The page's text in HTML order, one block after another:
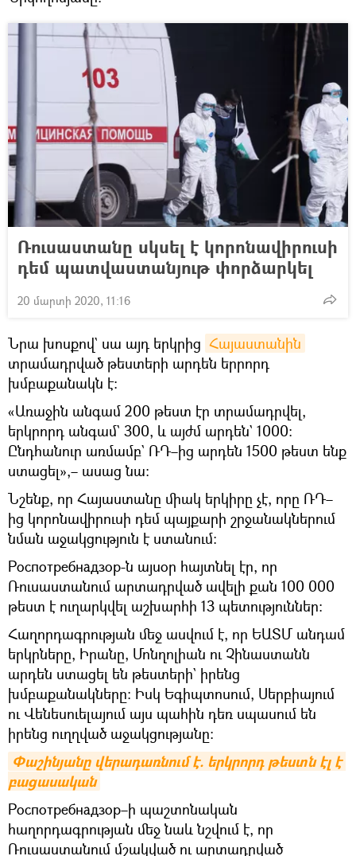
Ռուսաստանը սկսել է կորոնավիրուսի
դեմ պատվաստանյութ փորձարկել
20 մարտի 2020, 11:16
Նրա խոսքով` սա այդ երկրից Հայաստանին
տրամադրված թեստերի արդեն երրորդ
խմբաքանակն է։
«Առաջին անգամ 200 թեստ էր տրամադրվել,
երկրորդ անգամ` 300, և այժմ արդեն` 1000։
Ընդհանուր առմամբ` ՌԴ–ից արդեն 1500 թեստ ենք
ստացել»,– ասաց նա։
Նշենք, որ Հայաստանը միակ երկիրը չէ, որը ՌԴ–
ից կորոնավիրուսի դեմ պայքարի շրջանակներում
նման աջակցություն է ստանում։
Роспотребнадзор-ն այսօր հայտնել էր, որ
Ռուսաստանում արտադրված ավելի քան 100 000
թեստ է ուղարկվել աշխարհի 13 պետություններ։
Հաղորդագրության մեջ ասվում է, որ ԵԱՏՄ անդամ
երկրները, Իրանը, Մոնղոլիան ու Չինաստանն
արդեն ստացել են թեստերի` իրենց
խմբաքանակները։ Իսկ Եգիպտոսում, Սերբիայում
ու Վենեսուելայում այս պահին դեռ սպասում են
իրենց ուղղված աջակցությանը։
Փաշինյանը վերադառնում է. երկրորդ թեստն էլ է
բացասական
Роспотребнадзор–ի պաշտոնական
հաղորդագրության մեջ նաև նշվում է, որ
Ռուսաստանում մշակված ու արտադրված